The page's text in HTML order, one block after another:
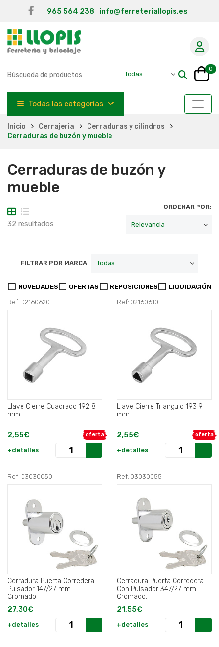
965 564 238 info@ferreteriallopis.es
0
Todas las categorías
Inicio Cerrajeria
Cerraduras y cilindros
Cerraduras de buzón y mueble
Cerraduras de buzón y
mueble
32 resultados
ORDENAR POR:
FILTRAR POR MARCA:
NOVEDADES OFERTAS REPOSICIONES LIQUIDACIÓN
Ref: 02160620
Llave Cierre Cuadrado 192 8
mm. .
oferta
2,55€
+detalles
Ref: 02160610
Llave Cierre Triangulo 193 9
mm..
oferta
2,55€
+detalles
Ref: 03030050
Cerradura Puerta Corredera
Pulsador 147/27 mm.
Cromado.
27,30€
+detalles
Ref: 03030055
Cerradura Puerta Corredera
Con Pulsador 347/27 mm.
Cromado.
21,55€
+detalles